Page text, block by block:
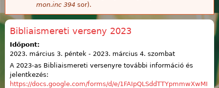
mon.inc 394 sor).
Bibliaismereti verseny 2023
Időpont:
2023. március 3. péntek - 2023. március 4. szombat
A 2023-as Bibliaismereti versenyre további információ és
jelentkezés:
https://docs.google.com/forms/d/e/1FAIpQLSddTTYpmmwXwMI